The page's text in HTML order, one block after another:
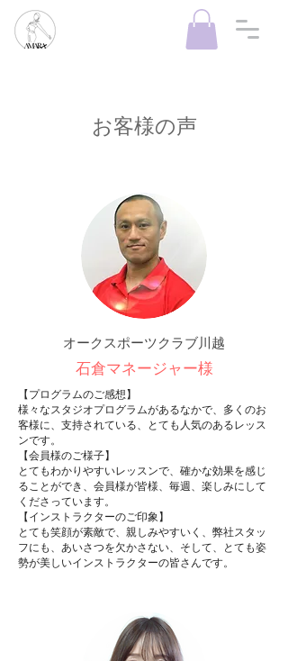
お客様の声
オークスポーツクラブ川越
石倉マネージャー様
【プログラムのご感想】
様々なスタジオプログラムがあるなかで、多くのお
客様に、支持されている、とても人気のあるレッス
ンです。
【会員様のご様子】
とてもわかりやすいレッスンで、確かな効果を感じ
ることができ、会員様が皆様、毎週、楽しみにして
くださっています。
【インストラクターのご印象】
とても笑顔が素敵で、親しみやすいく、弊社スタッ
フにも、あいさつを欠かさない、そして、とても姿
勢が美しいインストラクターの皆さんです。